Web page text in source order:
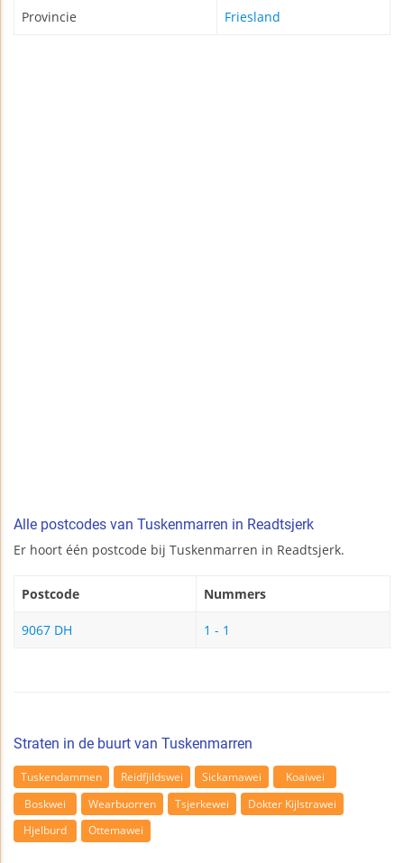
Provincie Friesland
Alle postcodes van Tuskenmarren in Readtsjerk
Er hoort één postcode bij Tuskenmarren in Readtsjerk.
Postcode Nummers
9067 DH 1 - 1
Straten in de buurt van Tuskenmarren
Tuskendammen Reidfjildswei Sickamawei
Koaiwei
Boskwei
Wearbuorren Tsjerkewei
Dokter Kijlstrawei
Hjelburd
Ottemawei